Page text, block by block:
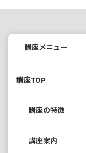
講座メニュー
講座TOP
講座の特徴
講座案内